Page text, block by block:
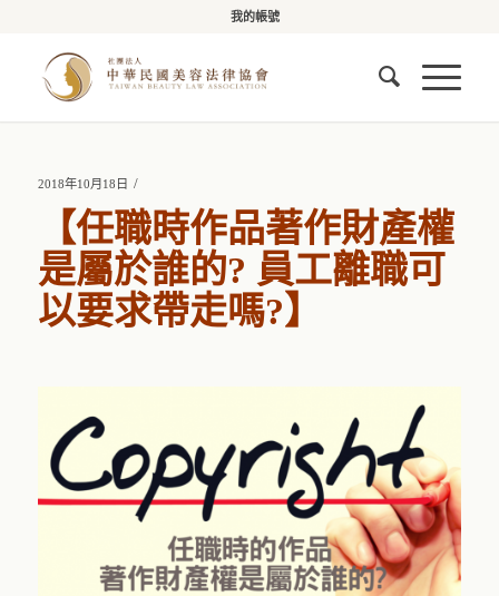
我的帳號
2018年10月18日 /
【任職時作品著作財產權
是屬於誰的? 員工離職可
以要求帶走嗎?】